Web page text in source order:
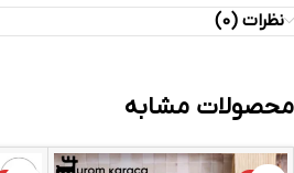
نظرات (0)
محصولات مشابه